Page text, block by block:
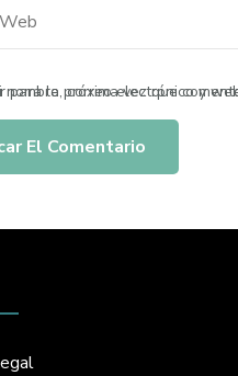
electrónico y web en este navegador para la próxima vez que